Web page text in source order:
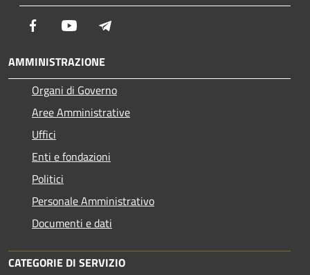
Facebook Youtube
AMMINISTRAZIONE
Organi di Governo
Aree Amministrative
Uffici
Enti e fondazioni
Politici
Personale Amministrativo
Documenti e dati
CATEGORIE DI SERVIZIO